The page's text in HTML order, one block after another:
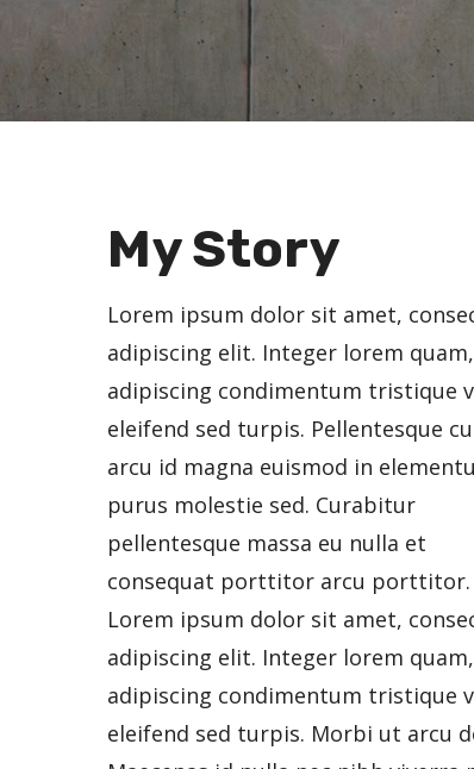
My Story
Lorem ipsum dolor sit amet,
adipiscing elit. Integer lorem quam,
adipiscing condimentum tristique
eleifend sed turpis. Pellentesque
arcu id magna euismod in
purus molestie sed. Curabitur
pellentesque massa eu nulla et
consequat porttitor arcu porttitor.
Lorem ipsum dolor sit amet,
adipiscing elit. Integer lorem quam,
adipiscing condimentum tristique
eleifend sed turpis. Morbi ut arcu